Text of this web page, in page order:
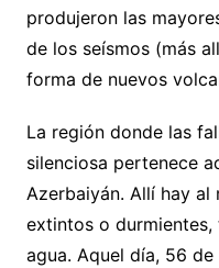
produjeron las
de los seísmos (más
forma de nuevos
La región donde las
silenciosa pertenece
Azerbaiyán. Allí hay
extintos o
agua. Aquel día, 56